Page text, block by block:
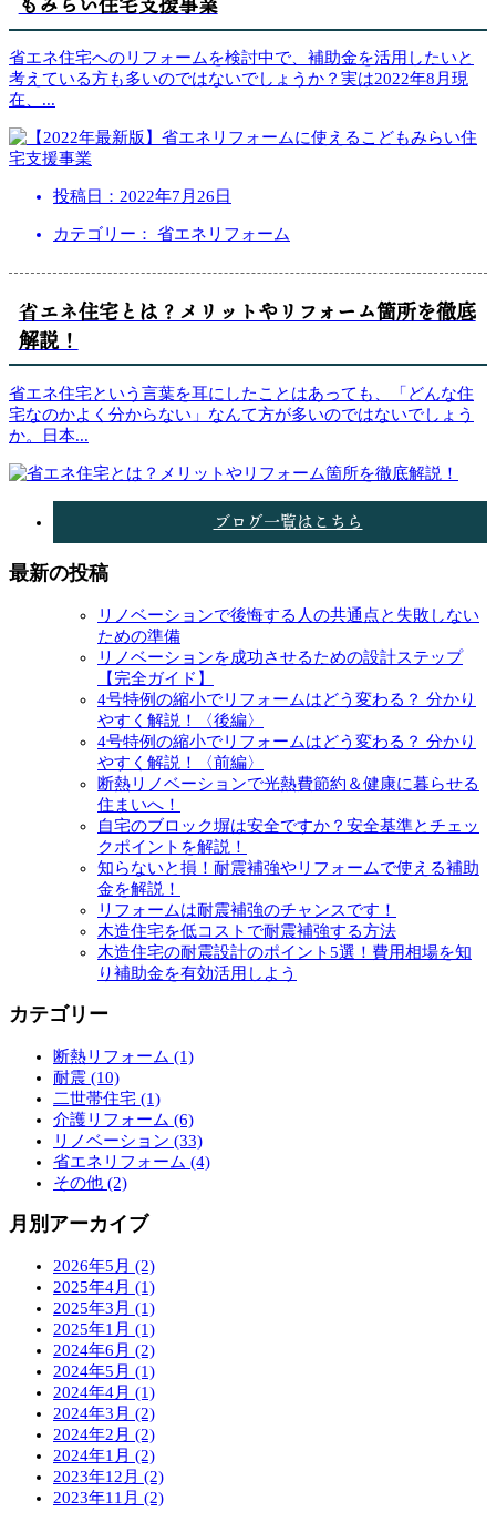
省エネ住宅へのリフォームを検討中で、補助金を活用したいと
考えている方も多いのではないでしょうか？実は2022年8月現
在、 ...
投稿日： 2022年7月26日
カテゴリー： 省エネリフォーム
省エネ住宅とは？メリットやリフォーム箇所を徹底
解説！
省エネ住宅という言葉を耳にしたことはあっても、「どんな住
宅なのかよく分からない」なんて方が多いのではないでしょう
か。日本...
ブログ一覧はこちら
最新の投稿
リノベーションで後悔する人の共通点と失敗しない
ための準備
リノベーションを成功させるための設計ステップ
【完全ガイド】
4号特例の縮小でリフォームはどう変わる？ 分かり
やすく解説！〈後編〉
4号特例の縮小でリフォームはどう変わる？ 分かり
やすく解説！〈前編〉
断熱リノベーションで光熱費節約＆健康に暮らせる
住まいへ！
自宅のブロック塀は安全ですか？安全基準とチェッ
クポイントを解説！
知らないと損！耐震補強やリフォームで使える補助
金を解説！
リフォームは耐震補強のチャンスです！
木造住宅を低コストで耐震補強する方法
木造住宅の耐震設計のポイント5選！費用相場を知
り補助金を有効活用しよう
カテゴリー
断熱リフォーム (1)
耐震 (10)
二世帯住宅 (1)
介護リフォーム (6)
リノベーション (33)
省エネリフォーム (4)
その他 (2)
月別アーカイブ
2026年5月 (2)
2025年4月 (1)
2025年3月 (1)
2025年1月 (1)
2024年6月 (2)
2024年5月 (1)
2024年4月 (1)
2024年3月 (2)
2024年2月 (2)
2024年1月 (2)
2023年12月 (2)
2023年11月 (2)